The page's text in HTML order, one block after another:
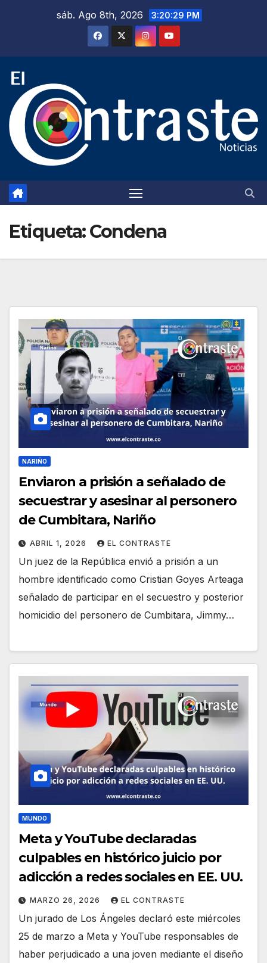
sáb. Ago 8th, 2026 3:20:31 PM
Etiqueta:Condena
NARIÑO
Enviaron a prisión a señalado de
secuestrar y asesinar al personero
de Cumbitara, Nariño
ABRIL 1, 2026 EL CONTRASTE
Un juez de la República envió a prisión a un
hombre identificado como Cristian Goyes Arteaga
señalado de participar en el secuestro y posterior
homicidio del personero de Cumbitara, Jimmy…
MUNDO
Meta y YouTube declaradas
culpables en histórico juicio por
adicción a redes sociales en EE. UU.
MARZO 26, 2026 EL CONTRASTE
Un jurado de Los Ángeles declaró este miércoles
25 de marzo a Meta y YouTube responsables de
haber perjudicado a una joven mediante el diseño